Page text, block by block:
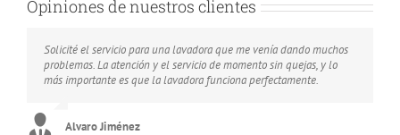
Opiniones de nuestros clientes
Solicité el servicio para una lavadora que me venía dando muchos
problemas. La atención y el servicio de momento sin quejas, y lo
más importante es que la lavadora funciona perfectamente.
Alvaro Jiménez
I contratcted this service and i would like to recommend it to every
one interested in this appliance repairs company.
Me arreglaron el congelador que utilizo para almacenar carne y
pescado en mi restaurante por lo que me salvaron de un apuro.